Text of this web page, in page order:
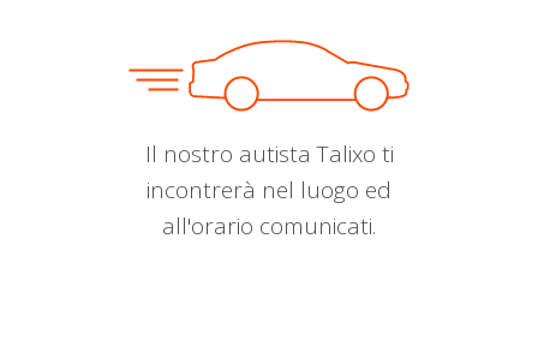
Il nostro autista Talixo ti
incontrerà nel luogo ed
all'orario comunicati.